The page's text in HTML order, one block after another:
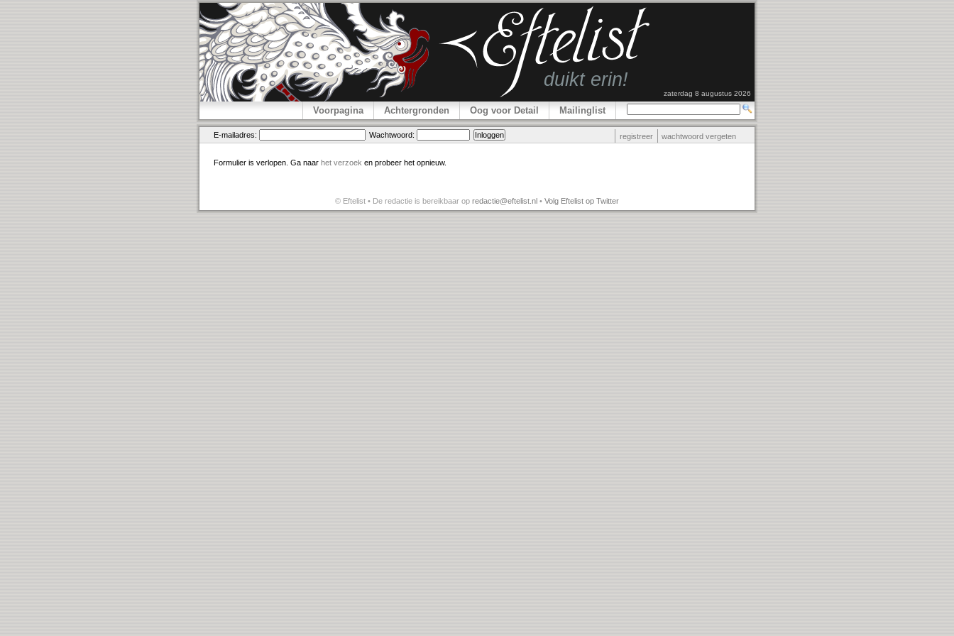
zaterdag 8 augustus 2026
Voorpagina Achtergronden Oog voor Detail Mailinglist
E-mailadres: Wachtwoord: registreer wachtwoord vergeten
Formulier is verlopen. Ga naar het verzoek en probeer het opnieuw.
© Eftelist • De redactie is bereikbaar op redactie@eftelist.nl • Volg Eftelist op Twitter